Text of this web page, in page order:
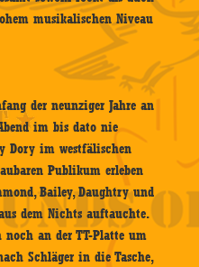
musikalischen Niveau
der neunziger Jahre an
im bis dato nie
Dory im westfälischen
Publikum erleben
Bailey, Daughtry und
dem Nichts auftauchte.
noch an der TT-Platte um
Schläger in die Tasche,